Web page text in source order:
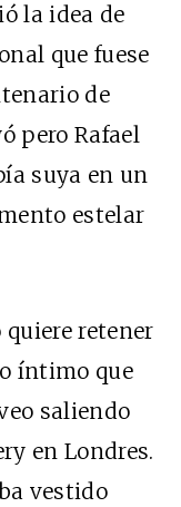
la idea de
que fuese
de
pero Rafael
suya en un
estelar
retener
íntimo que
saliendo
en Londres.
vestido